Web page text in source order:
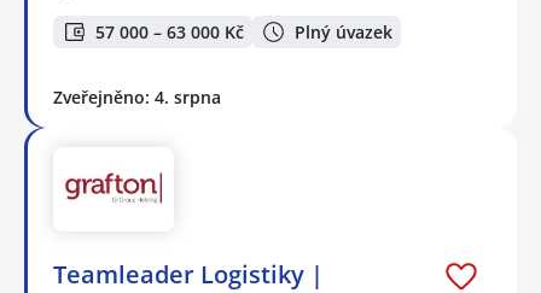
57 000 – 63 000 Kč Plný úvazek
Zveřejněno: 4. srpna
Teamleader Logistiky |